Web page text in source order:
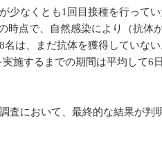
なくとも1回目接種を行って
点で、自然感染により（抗体
は、まだ抗体を獲得していな
施するまでの期間は平均して6
において、最終的な結果が判